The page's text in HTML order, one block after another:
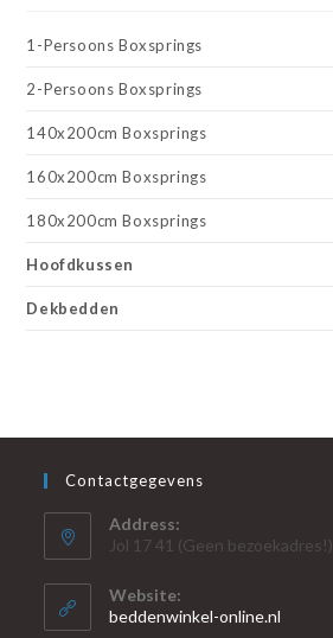
1-Persoons Boxsprings
2-Persoons Boxsprings
140x200cm Boxsprings
160x200cm Boxsprings
180x200cm Boxsprings
Hoofdkussen
Dekbedden
Contactgegevens
Address:
Jol 17 41 (Geen bezoekadres!)
Website:
beddenwinkel-online.nl